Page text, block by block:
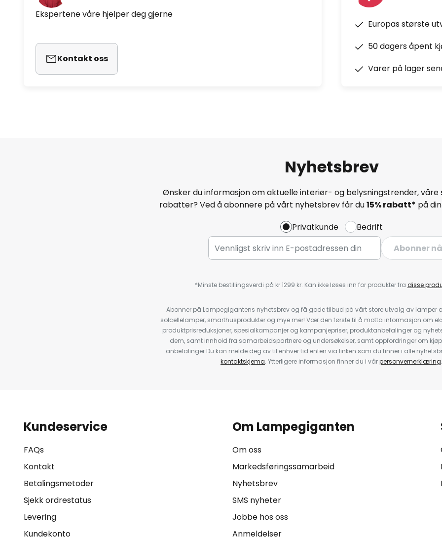
Ekspertene våre hjelper deg gjerne
Kontakt oss
Europas største
50 dagers åpent
Varer på lager
Nyhetsbrev
Ønsker du informasjon om aktuelle interiør- og belysningstrender, våre
rabatter? Ved å abonnere på vårt nyhetsbrev får du15% rabatt* på
Privatkunde
Bedrift
Abonner nå
*Minste bestillingsverdi på kr 1299 kr. Kan ikke løses inn for produkter fra disse
Abonner på Lampegigantens nyhetsbrev og få gode tilbud på vårt store utvalg av lamper
solcellelamper, smarthusprodukter og mye mer! Vær den første til å motta informasjon om
produktprisreduksjoner, spesialkampanjer og kampanjepriser, produktanbefalinger og
dem, samt innhold fra samarbeidspartnere og undersøkelser, samt oppfordringer om
anbefalinger.Du kan melde deg av til enhver tid enten via linken som du finner i alle
kontaktskjema. Ytterligere informasjon finner du i vårpersonvernerklæring.
Kundeservice
FAQs
Kontakt
Betalingsmetoder
Sjekk ordrestatus
Levering
Kundekonto
Om Lampegiganten
Om oss
Markedsføringssamarbeid
Nyhetsbrev
SMS nyheter
Jobbe hos oss
Anmeldelser